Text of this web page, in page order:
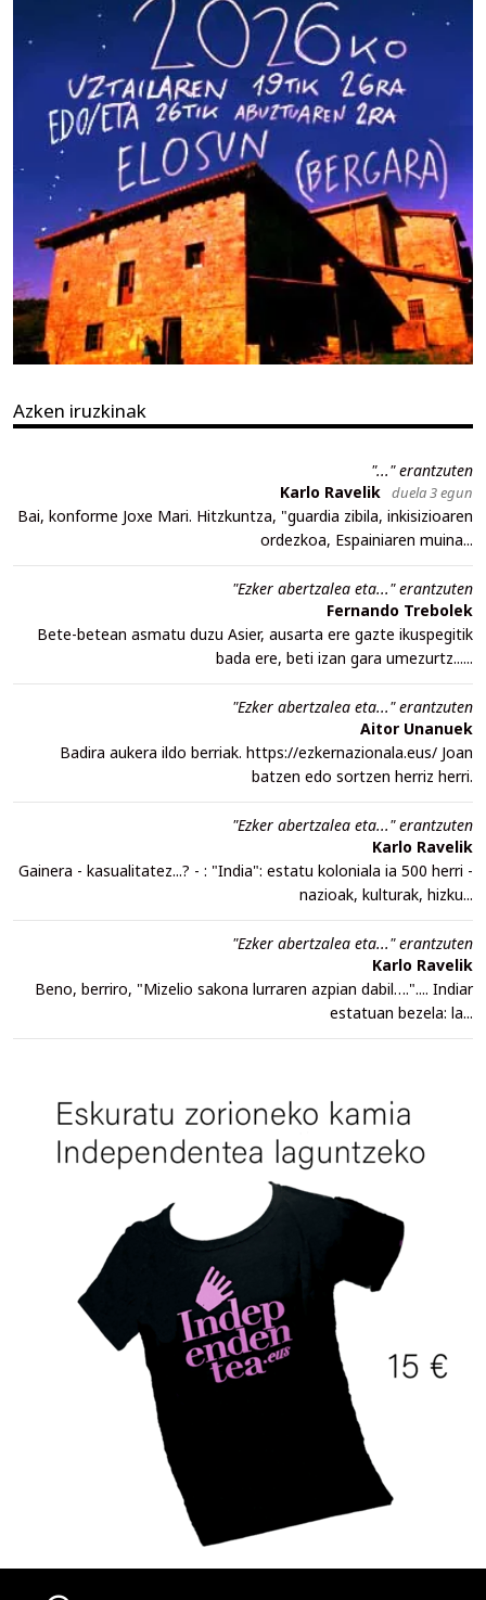
Azken iruzkinak
"..." erantzuten
Karlo Ravelik duela 3 egun
Bai, konforme Joxe Mari. Hitzkuntza, "guardia zibila, inkisizioaren
ordezkoa, Espainiaren muina...
"Ezker abertzalea eta..." erantzuten
Fernando Trebolek
Bete-betean asmatu duzu Asier, ausarta ere gazte ikuspegitik
bada ere, beti izan gara umezurtz......
"Ezker abertzalea eta..." erantzuten
Aitor Unanuek
Badira aukera ildo berriak. https://ezkernazionala.eus/ Joan
batzen edo sortzen herriz herri.
"Ezker abertzalea eta..." erantzuten
Karlo Ravelik
Gainera - kasualitatez...? - : "India": estatu koloniala ia 500 herri -
nazioak, kulturak, hizku...
"Ezker abertzalea eta..." erantzuten
Karlo Ravelik
Beno, berriro, "Mizelio sakona lurraren azpian dabil….".... Indiar
estatuan bezela: la...